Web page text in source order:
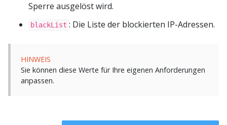
Sperre ausgelöst wird.
blackList : Die Liste der blockierten IP-Adressen.
HINWEIS
Sie können diese Werte für Ihre eigenen Anforderungen
anpassen.